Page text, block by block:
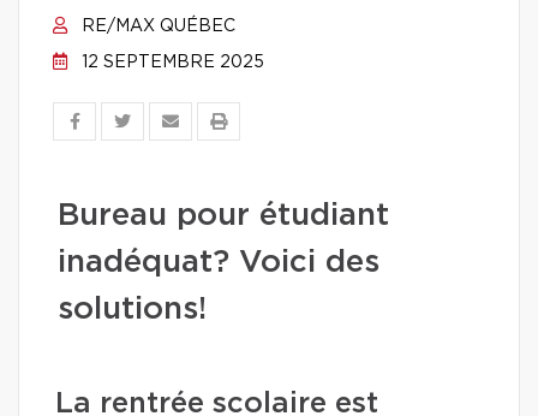
RE/MAX QUÉBEC
12 SEPTEMBRE 2025
Bureau pour étudiant
inadéquat? Voici des
solutions!
La rentrée scolaire est